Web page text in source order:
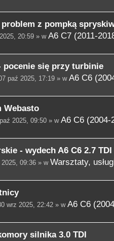
z pompką
20:59 » w A6 C7 (2011-
pocenie się przy turbinie
paź 2025, 17:19 » wA6 C6
Webasto
2025, 09:50 » w A6 C6 (2004-
- wydech A6 C6 2.7 TDI
09:36 » w Warsztaty,
wrz 2025, 22:42 » wA6 C6
silnika 3.0 TDI